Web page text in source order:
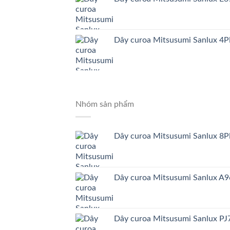
Dây curoa Mitsusumi Sanlux
Nhóm sản phẩm
Dây curoa Mitsusumi Sanlux
Dây curoa Mitsusumi Sanlux
Dây curoa Mitsusumi Sanlux